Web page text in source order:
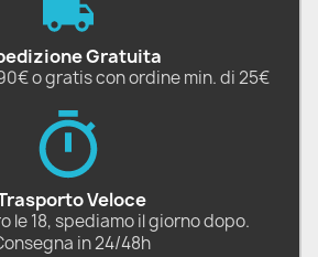
Gratuita
o gratis con ordine min. di 25€
Veloce
le 18, spediamo il giorno dopo.
in 24/48h